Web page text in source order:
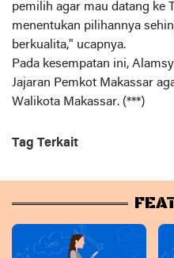
pemilih agar mau datang ke
menentukan pilihannya
berkualita," ucapnya.
Pada kesempatan ini,
Jajaran Pemkot Makassar
Walikota Makassar. (***)
Tag Terkait